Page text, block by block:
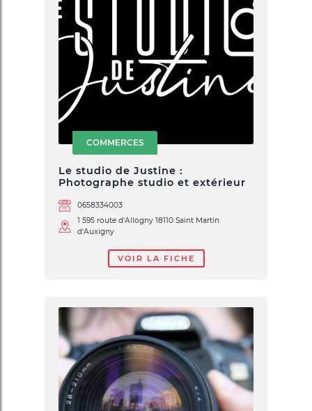
COMMERCES
Le studio de Justine :
Photographe studio et extérieur
0658334003
1 595 route d'Allogny 18110 Saint Martin
d'Auxigny
VOIR LA FICHE